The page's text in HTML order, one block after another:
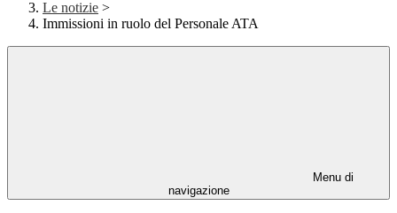
Le notizie >
Immissioni in ruolo del Personale ATA
Menu di
navigazione